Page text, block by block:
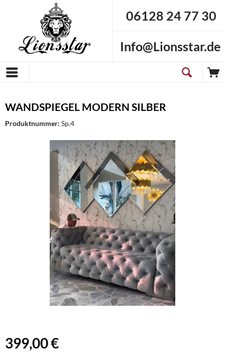
06128 24 77 30
Info@Lionsstar.de
WANDSPIEGEL MODERN SILBER
Produktnummer: Sp.4
399,00 €